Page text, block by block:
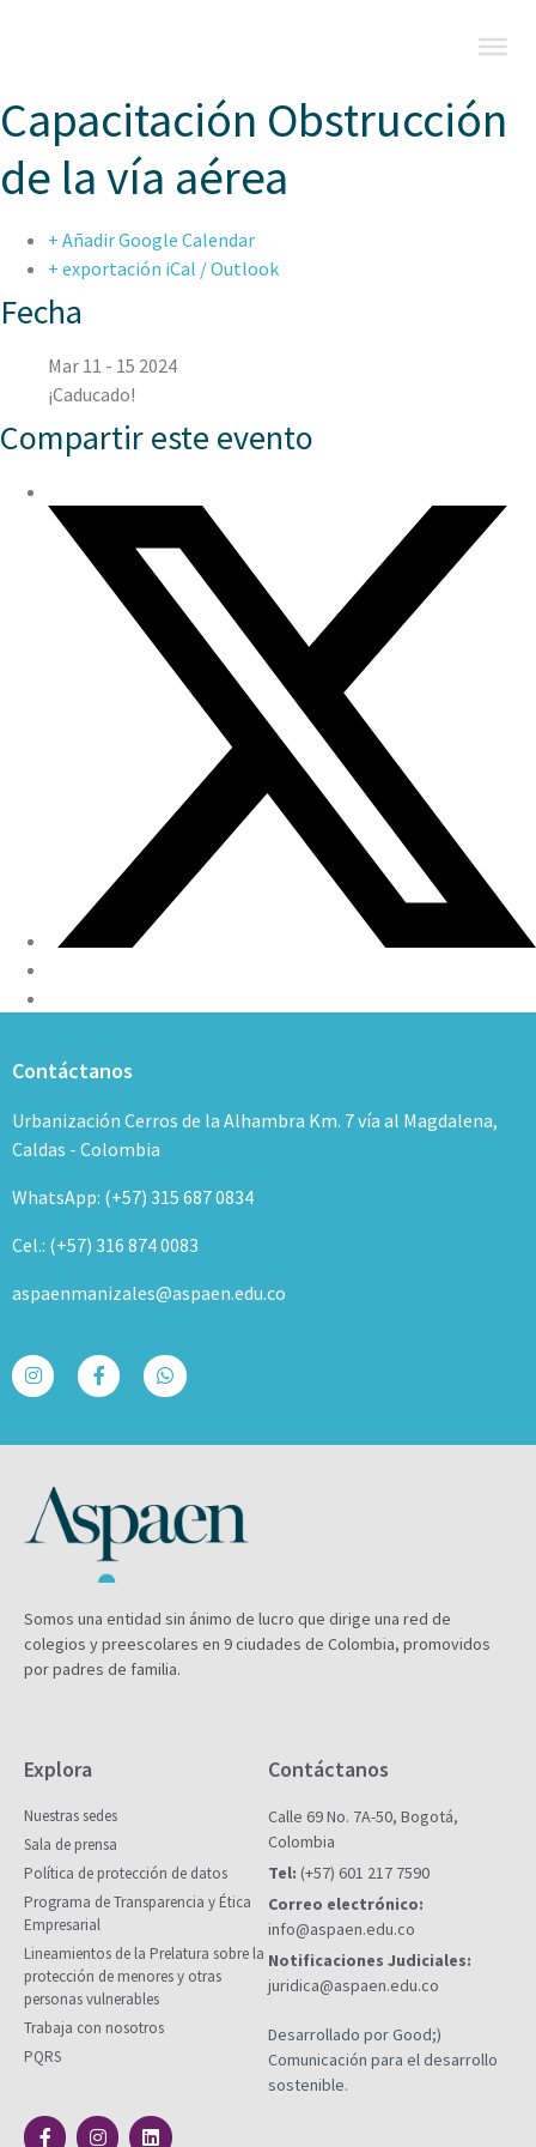
Capacitación Obstrucción
de la vía aérea
+ Añadir Google Calendar
+ exportación iCal / Outlook
Fecha
Mar 11 - 15 2024
¡Caducado!
Compartir este evento
Contáctanos
Urbanización Cerros de la Alhambra Km. 7 vía al Magdalena,
Caldas - Colombia
WhatsApp: (+57) 315 687 0834
Cel.: (+57) 316 874 0083
aspaenmanizales@aspaen.edu.co
Somos una entidad sin ánimo de lucro que dirige una red de
colegios y preescolares en 9 ciudades de Colombia, promovidos
por padres de familia.
Explora
Nuestras sedes
Sala de prensa
Política de protección de datos
Programa de Transparencia y Ética
Empresarial
Lineamientos de la Prelatura sobre la
protección de menores y otras
personas vulnerables
Trabaja con nosotros
PQRS
Contáctanos
Calle 69 No. 7A-50, Bogotá,
Colombia
Tel: (+57) 601 217 7590
Correo electrónico:
info@aspaen.edu.co
Notificaciones Judiciales:
juridica@aspaen.edu.co
Desarrollado por Good;)
Comunicación para el desarrollo
sostenible.